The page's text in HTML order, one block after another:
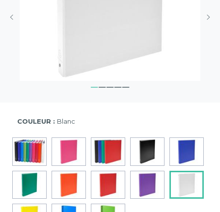
COULEUR : Blanc